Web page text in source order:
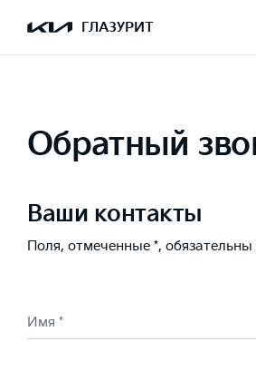
ГЛАЗУРИТ
Обратный
Ваши контакты
Поля, отмеченные *, обязательны
Имя *